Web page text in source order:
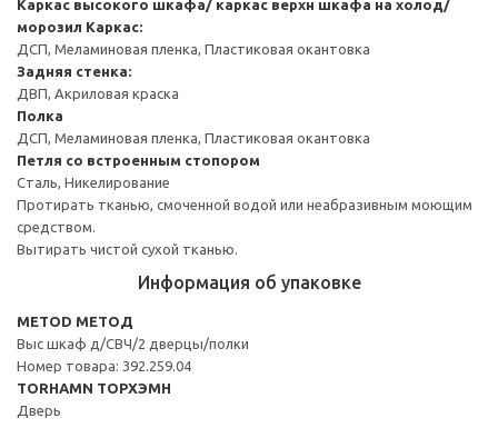
Каркас высокого шкафа/ каркас верхн шкафа на холод/
морозил Каркас:
ДСП, Меламиновая пленка, Пластиковая окантовка
Задняя стенка:
ДВП, Акриловая краска
Полка
ДСП, Меламиновая пленка, Пластиковая окантовка
Петля со встроенным стопором
Сталь, Никелирование
Протирать тканью, смоченной водой или неабразивным моющим
средством.
Вытирать чистой сухой тканью.
Информация об упаковке
METOD МЕТОД
Выс шкаф д/СВЧ/2 дверцы/полки
Номер товара: 392.259.04
TORHAMN ТОРХЭМН
Дверь